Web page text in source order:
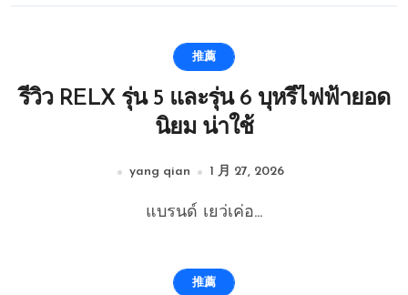
推薦
รีวิว RELX รุ่น 5 และรุ่น 6 บุหรี่ไฟฟ้ายอด
นิยม น่าใช้
yang qian 1 月 27, 2026
แบรนด์ เยว่เค่อ...
推薦